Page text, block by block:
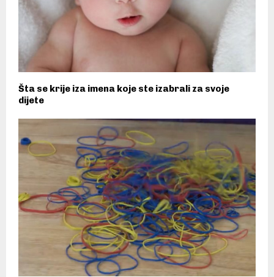
Šta se krije iza imena koje ste izabrali za svoje
dijete